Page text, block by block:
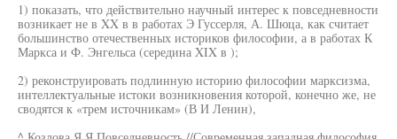
1) показать, что действительно научный интерес к повседневности
возникает не в XX в в работах Э Гуссерля, А. Шюца, как считает
большинство отечественных историков философии, а в работах К
Маркса и Ф. Энгельса (середина XIX в );
2) реконструировать подлинную историю философии марксизма,
интеллектуальные истоки возникновения которой, конечно же, не
сводятся к «трем источникам» (В И Ленин),